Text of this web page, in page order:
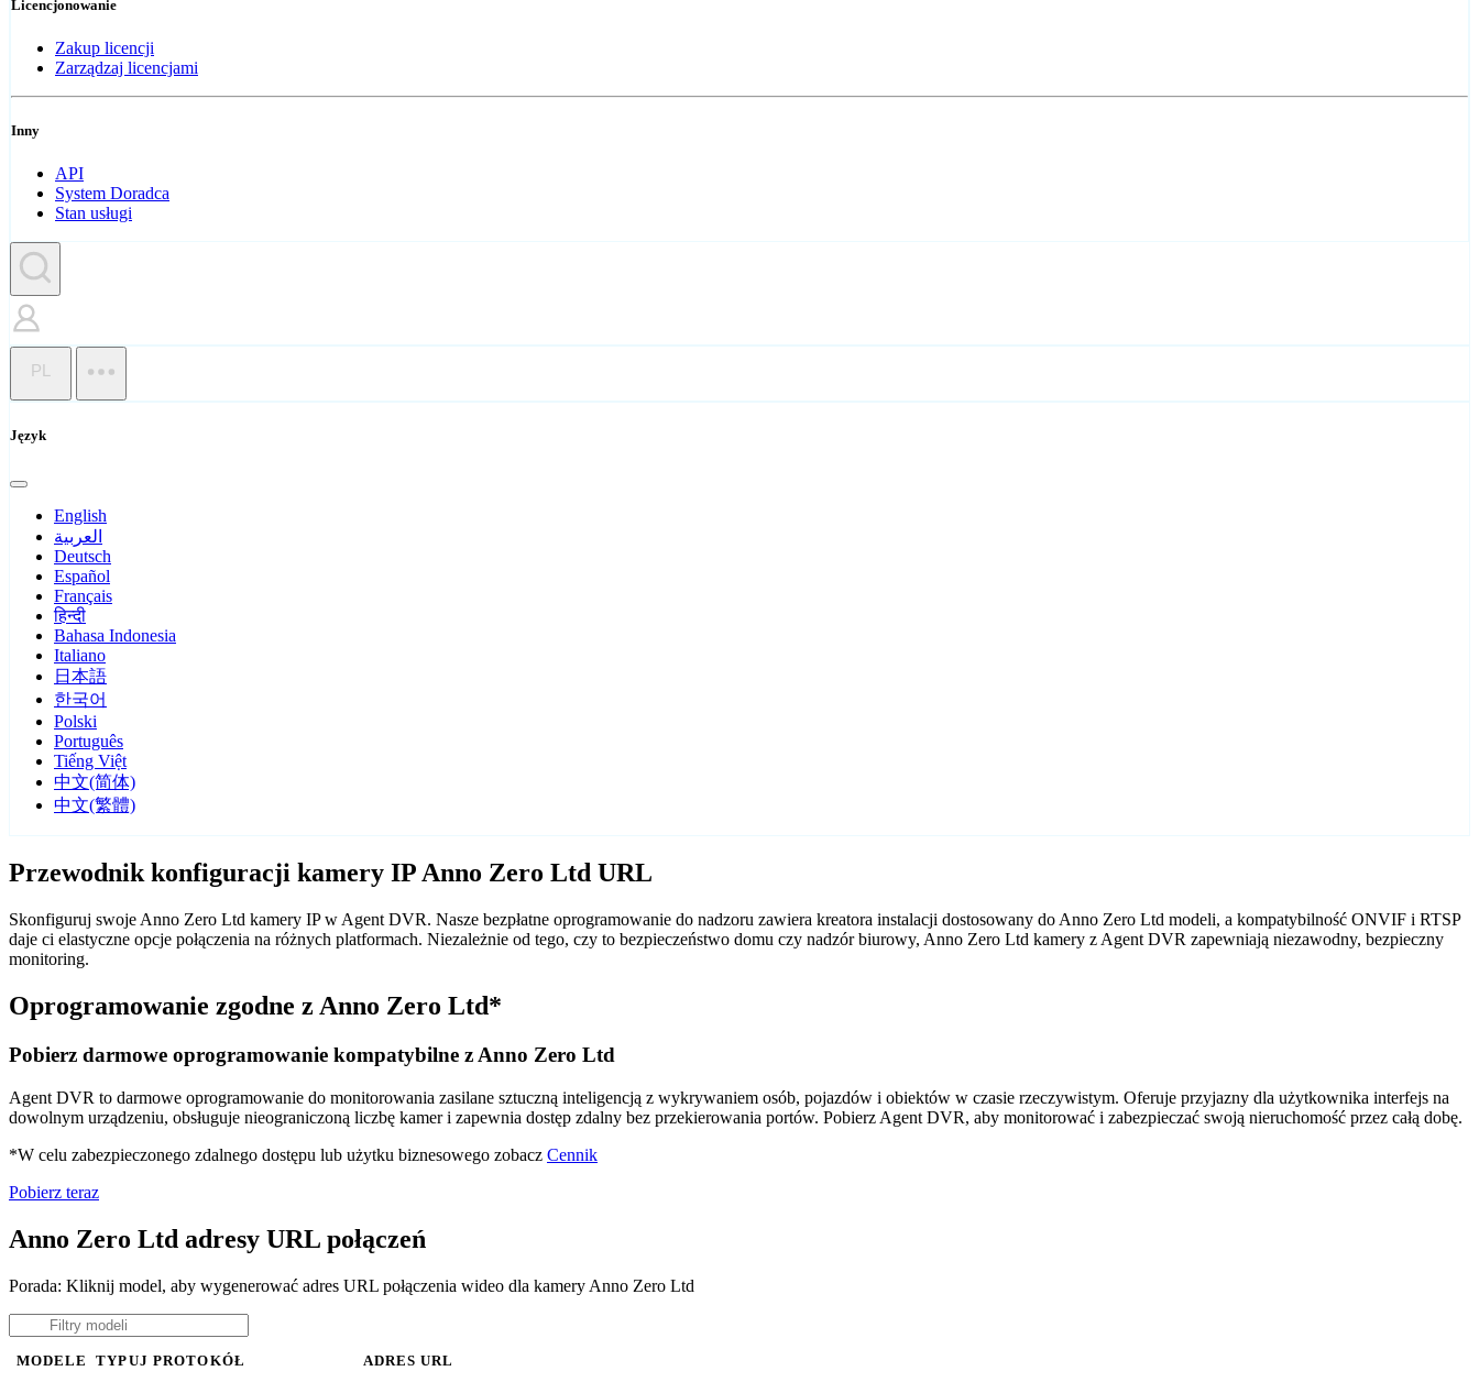
Licencjonowanie
Zakup licencji
Zarządzaj licencjami
Inny
API
System Doradca
Stan usługi
PL
Język
English
العربية
Deutsch
Español
Français
हिन्दी
Bahasa Indonesia
Italiano
日本語
한국어
Polski
Português
Tiếng Việt
中文(简体)
中文(繁體)
Przewodnik konfiguracji kamery IP Anno Zero Ltd URL
Skonfiguruj swoje Anno Zero Ltd kamery IP w Agent DVR. Nasze bezpłatne oprogramowanie do nadzoru zawiera kreatora instalacji dostosowany do Anno Zero Ltd modeli, a kompatybilność ONVIF i RTSP
daje ci elastyczne opcje połączenia na różnych platformach. Niezależnie od tego, czy to bezpieczeństwo domu czy nadzór biurowy, Anno Zero Ltd kamery z Agent DVR zapewniają niezawodny, bezpieczny
monitoring.
Oprogramowanie zgodne z Anno Zero Ltd*
Pobierz darmowe oprogramowanie kompatybilne z Anno Zero Ltd
Agent DVR to darmowe oprogramowanie do monitorowania zasilane sztuczną inteligencją z wykrywaniem osób, pojazdów i obiektów w czasie rzeczywistym. Oferuje przyjazny dla użytkownika interfejs na
dowolnym urządzeniu, obsługuje nieograniczoną liczbę kamer i zapewnia dostęp zdalny bez przekierowania portów. Pobierz Agent DVR, aby monitorować i zabezpieczać swoją nieruchomość przez całą dobę.
*W celu zabezpieczonego zdalnego dostępu lub użytku biznesowego zobacz Cennik
Pobierz teraz
Anno Zero Ltd adresy URL połączeń
Porada: Kliknij model, aby wygenerować adres URL połączenia wideo dla kamery Anno Zero Ltd
MODELE TYPUJ PROTOKÓŁ ADRES URL